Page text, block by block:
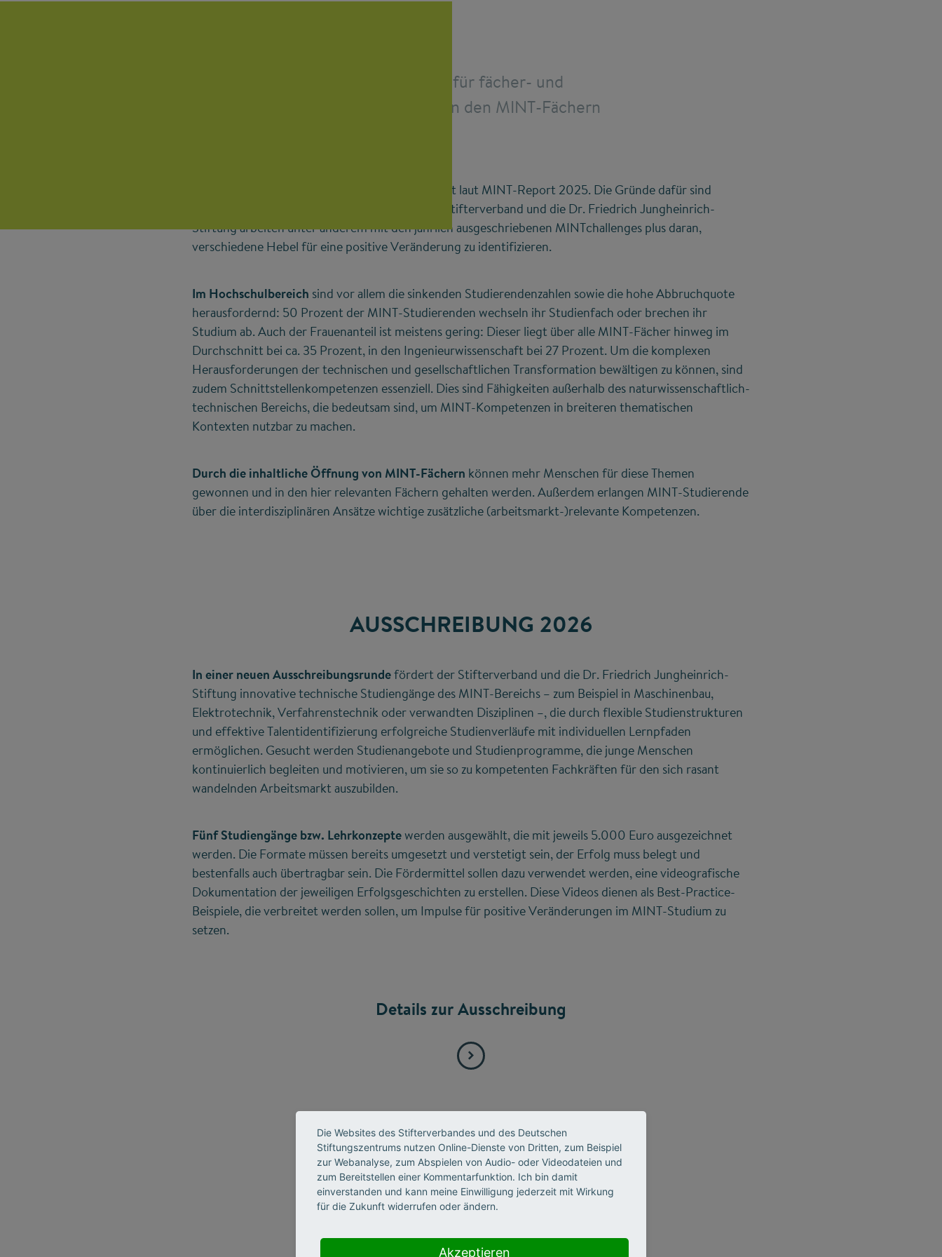
Eine Initiative des Stifterverbandes für fächer- und
disziplinenübergreifendes Denken in den MINT-Fächern
derzeit laut MINT-Report 2025. Die Gründe dafür sind
vielfältig – ebenso wie die Lösungsansätze. Der Stifterverband und die Dr. Friedrich Jungheinrich-
Stiftung arbeiten unter anderem mit den jährlich ausgeschriebenen MINTchallenges plus daran,
verschiedene Hebel für eine positive Veränderung zu identifizieren.
Im Hochschulbereich sind vor allem die sinkenden Studierendenzahlen sowie die hohe Abbruchquote
herausfordernd: 50 Prozent der MINT-Studierenden wechseln ihr Studienfach oder brechen ihr
Studium ab. Auch der Frauenanteil ist meistens gering: Dieser liegt über alle MINT-Fächer hinweg im
Durchschnitt bei ca. 35 Prozent, in den Ingenieurwissenschaft bei 27 Prozent. Um die komplexen
Herausforderungen der technischen und gesellschaftlichen Transformation bewältigen zu können, sind
zudem Schnittstellenkompetenzen essenziell. Dies sind Fähigkeiten außerhalb des naturwissenschaftlich-
technischen Bereichs, die bedeutsam sind, um MINT-Kompetenzen in breiteren thematischen
Kontexten nutzbar zu machen.
Durch die inhaltliche Öffnung von MINT-Fächern können mehr Menschen für diese Themen
gewonnen und in den hier relevanten Fächern gehalten werden. Außerdem erlangen MINT-Studierende
über die interdisziplinären Ansätze wichtige zusätzliche (arbeitsmarkt-)relevante Kompetenzen.
AUSSCHREIBUNG 2026
In einer neuen Ausschreibungsrundefördert der Stifterverband und die Dr. Friedrich Jungheinrich-
Stiftung innovative technische Studiengänge des MINT-Bereichs – zum Beispiel in Maschinenbau,
Elektrotechnik, Verfahrenstechnik oder verwandten Disziplinen –, die durch flexible Studienstrukturen
und effektive Talentidentifizierung erfolgreiche Studienverläufe mit individuellen Lernpfaden
ermöglichen. Gesucht werden Studienangebote und Studienprogramme, die junge Menschen
kontinuierlich begleiten und motivieren, um sie so zu kompetenten Fachkräften für den sich rasant
wandelnden Arbeitsmarkt auszubilden.
Fünf Studiengänge bzw. Lehrkonzeptewerden ausgewählt, die mit jeweils 5.000 Euro ausgezeichnet
werden. Die Formate müssen bereits umgesetzt und verstetigt sein, der Erfolg muss belegt und
bestenfalls auch übertragbar sein. Die Fördermittel sollen dazu verwendet werden, eine videografische
Dokumentation der jeweiligen Erfolgsgeschichten zu erstellen. Diese Videos dienen als Best-Practice-
Beispiele, die verbreitet werden sollen, um Impulse für positive Veränderungen im MINT-Studium zu
setzen.
Details zur Ausschreibung
FÖRDERPROGRAMM 2025
Die Websites des Stifterverbandes und des Deutschen
Stiftungszentrums nutzen Online-Dienste von Dritten, zum Beispiel
zur Webanalyse, zum Abspielen von Audio- oder Videodateien und
zum Bereitstellen einer Kommentarfunktion. Ich bin damit
einverstanden und kann meine Einwilligung jederzeit mit Wirkung
für die Zukunft widerrufen oder ändern.
Akzeptieren